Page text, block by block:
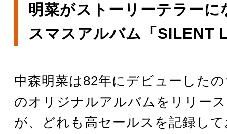
明菜がストーリーテラーに
スマスアルバム「SILENT
中森明菜は82年にデビューした
のオリジナルアルバムをリリー
が、どれも高セールスを記録し